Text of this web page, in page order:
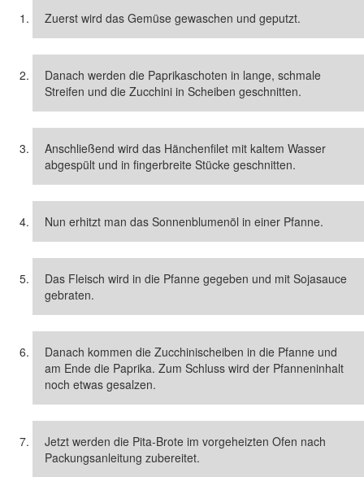
Zuerst wird das Gemüse gewaschen und geputzt.
Danach werden die Paprikaschoten in lange, schmale
Streifen und die Zucchini in Scheiben geschnitten.
Anschließend wird das Hänchenfilet mit kaltem Wasser
abgespült und in fingerbreite Stücke geschnitten.
Nun erhitzt man das Sonnenblumenöl in einer Pfanne.
Das Fleisch wird in die Pfanne gegeben und mit Sojasauce
gebraten.
Danach kommen die Zucchinischeiben in die Pfanne und
am Ende die Paprika. Zum Schluss wird der Pfanneninhalt
noch etwas gesalzen.
Jetzt werden die Pita-Brote im vorgeheizten Ofen nach
Packungsanleitung zubereitet.